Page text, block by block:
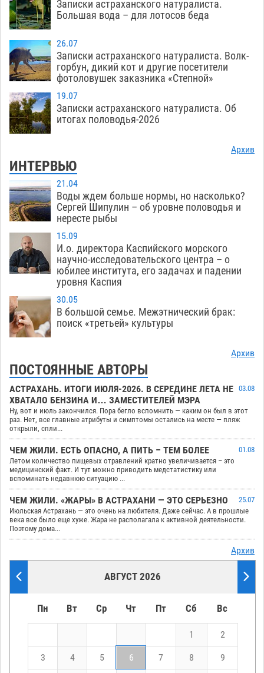
Записки астраханского натуралиста.
Большая вода – для лотосов беда
26.07
Записки астраханского натуралиста. Волк-
горбун, дикий кот и другие посетители
фотоловушек заказника «Степной»
19.07
Записки астраханского натуралиста. Об
итогах половодья-2026
Архив
ИНТЕРВЬЮ
21.04
Воды ждем больше нормы, но насколько?
Сергей Шипулин – об уровне половодья и
нересте рыбы
15.09
И.о. директора Каспийского морского
научно-исследовательского центра – о
юбилее института, его задачах и падении
уровня Каспия
30.05
В большой семье. Межэтнический брак:
поиск «третьей» культуры
Архив
ПОСТОЯННЫЕ АВТОРЫ
АСТРАХАНЬ. ИТОГИ ИЮЛЯ-2026. В СЕРЕДИНЕ ЛЕТА НЕ
ХВАТАЛО БЕНЗИНА И… ЗАМЕСТИТЕЛЕЙ МЭРА
03.08
Ну, вот и июль закончился. Пора бегло вспомнить — каким он был в этот
раз. Нет, все главные атрибуты и симптомы остались на месте — пляж
открыли, спли...
ЧЕМ ЖИЛИ. ЕСТЬ ОПАСНО, А ПИТЬ – ТЕМ БОЛЕЕ
01.08
Летом количество пищевых отравлений кратно увеличивается – это
медицинский факт. И тут можно приводить медстатистику или
вспоминать недавнюю ситуацию ...
ЧЕМ ЖИЛИ. «ЖАРЫ» В АСТРАХАНИ — ЭТО СЕРЬЕЗНО
25.07
Июльская Астрахань — это очень на любителя. Даже сейчас. А в прошлые
века все было еще хуже. Жара не располагала к активной деятельности.
Поэтому дома...
Архив
АВГУСТ 2026
Пн Вт Ср Чт Пт Сб Вс
1 2
3 4 5 6 7 8 9